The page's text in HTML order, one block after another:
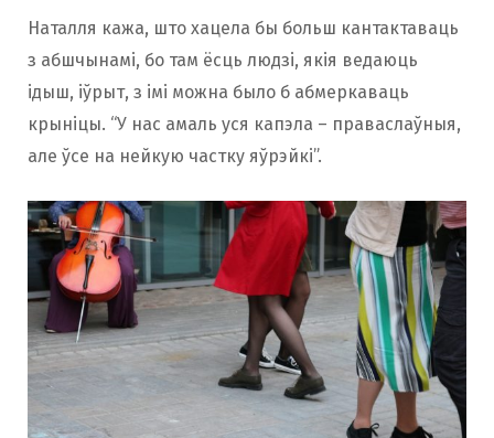
Наталля кажа, што хацела бы больш кантактаваць
з абшчынамі, бо там ёсць людзі, якія ведаюць
ідыш, іўрыт, з імі можна было б абмеркаваць
крыніцы. “У нас амаль уся капэла – праваслаўныя,
але ўсе на нейкую частку яўрэйкі”.